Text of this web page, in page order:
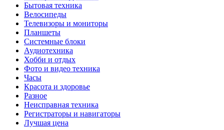
Бытовая техника
Велосипеды
Телевизоры и мониторы
Планшеты
Системные блоки
Аудиотехника
Хобби и отдых
Фото и видео техника
Часы
Красота и здоровье
Разное
Неисправная техника
Регистраторы и навигаторы
Лучшая цена